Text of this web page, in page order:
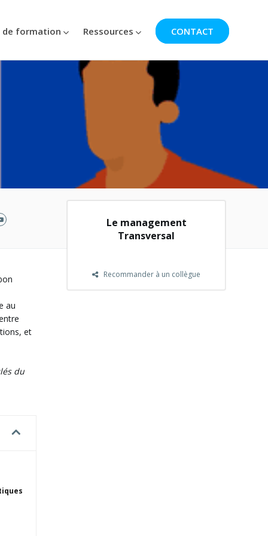
de formation Ressources CONTACT
Le management
Transversal
Recommander à un collègue
au
et
du